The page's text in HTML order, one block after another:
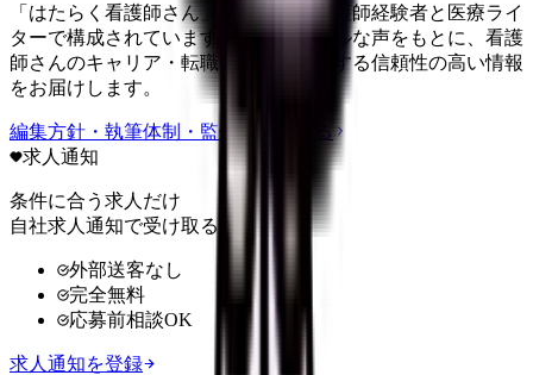
「はたらく看護師さん」編集部は、看護師経験者と医療ライ
ターで構成されています。現場のリアルな声をもとに、看護
師さんのキャリア・転職・働き方に関する信頼性の高い情報
をお届けします。
編集方針・執筆体制・監修体制を見る
求人通知
条件に合う求人だけ
自社求人通知で受け取る
外部送客なし
完全無料
応募前相談OK
求人通知を登録